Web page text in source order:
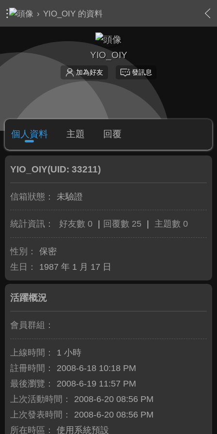
› YIO_OIY 的資料
YIO_OIY
加為好友 發訊息
個人資料 主題 回覆
YIO_OIY(UID: 33211)
信箱狀態： 未驗證
統計資訊： 好友數 0 回覆數 25 主題數 0
性別：
保密
生日：
1987 年 1 月 17 日
活躍概況
會員群組：
上線時間：
1 小時
註冊時間：
2008-6-18 10:18 PM
最後瀏覽：
2008-6-19 11:57 PM
上次活動時間：
2008-6-20 08:56 PM
上次發表時間：
2008-6-20 08:56 PM
所在時區：
使用系統預設